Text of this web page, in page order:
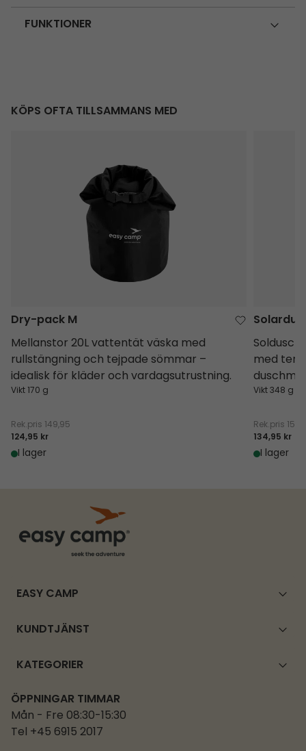
FUNKTIONER
KÖPS OFTA TILLSAMMANS MED
Dry-pack M
Mellanstor 20L vattentät väska med
rullstängning och tejpade sömmar –
idealisk för kläder och vardagsutrustning.
Vikt 170 g
Rek.pris 149,95
124,95 kr
I lager
med
Vikt 348 g
Rek.pris
134,95 kr
I lager
EASY CAMP
KUNDTJÄNST
KATEGORIER
ÖPPNINGAR TIMMAR
Mån - Fre 08:30-15:30
Tel +45 6915 2017